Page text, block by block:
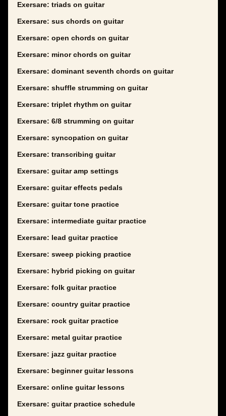
Exersare: triads on guitar
Exersare: sus chords on guitar
Exersare: open chords on guitar
Exersare: minor chords on guitar
Exersare: dominant seventh chords on guitar
Exersare: shuffle strumming on guitar
Exersare: triplet rhythm on guitar
Exersare: 6/8 strumming on guitar
Exersare: syncopation on guitar
Exersare: transcribing guitar
Exersare: guitar amp settings
Exersare: guitar effects pedals
Exersare: guitar tone practice
Exersare: intermediate guitar practice
Exersare: lead guitar practice
Exersare: sweep picking practice
Exersare: hybrid picking on guitar
Exersare: folk guitar practice
Exersare: country guitar practice
Exersare: rock guitar practice
Exersare: metal guitar practice
Exersare: jazz guitar practice
Exersare: beginner guitar lessons
Exersare: online guitar lessons
Exersare: guitar practice schedule